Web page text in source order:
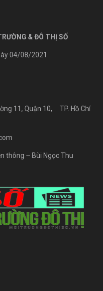
& ĐÔ THỊ SỐ
04/08/2021
11, Quận 10, TP. Hồ Chí
thông – Bùi Ngọc Thu